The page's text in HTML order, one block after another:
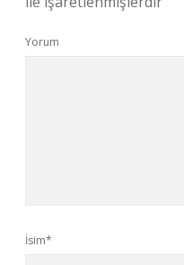
Yorum
İsim*